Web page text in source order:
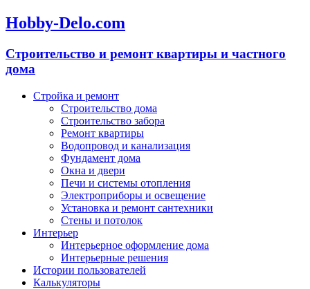
Hobby-Delo.com
Cтроительство и ремонт квартиры и частного
дома
Стройка и ремонт
Строительство дома
Строительство забора
Ремонт квартиры
Водопровод и канализация
Фундамент дома
Окна и двери
Печи и системы отопления
Электроприборы и освещение
Установка и ремонт сантехники
Стены и потолок
Интерьер
Интерьерное оформление дома
Интерьерные решения
Истории пользователей
Калькуляторы